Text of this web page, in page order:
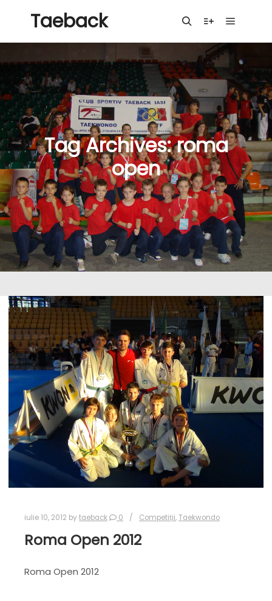
Taeback
Tag Archives:roma
open
iulie 10, 2012 by taeback 0 Competiții,Taekwondo
Roma Open 2012
Roma Open 2012